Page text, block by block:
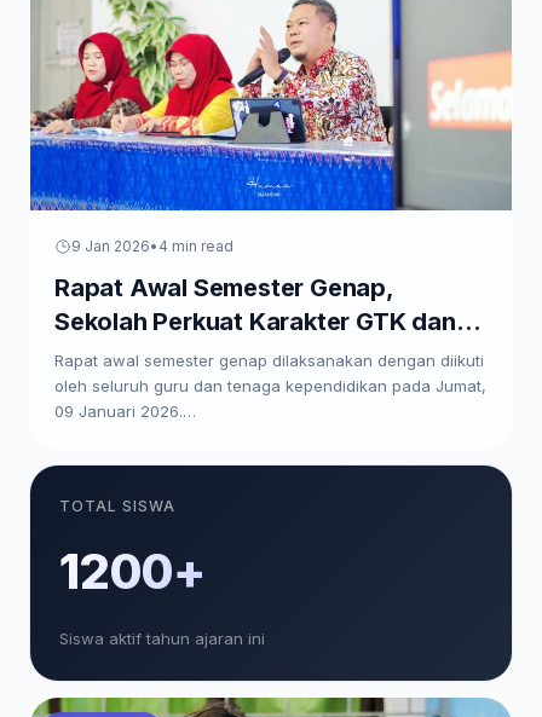
9 Jan 2026• 4 min read
Rapat Awal Semester Genap,
Sekolah Perkuat Karakter GTK dan
Paparkan Program Kerja
Rapat awal semester genap dilaksanakan dengan diikuti
oleh seluruh guru dan tenaga kependidikan pada Jumat,
09 Januari 2026.…
TOTAL SISWA
1200+
Siswa aktif tahun ajaran ini